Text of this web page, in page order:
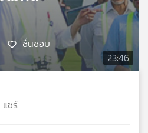
23:46
ชื่นชอบ
แชร์